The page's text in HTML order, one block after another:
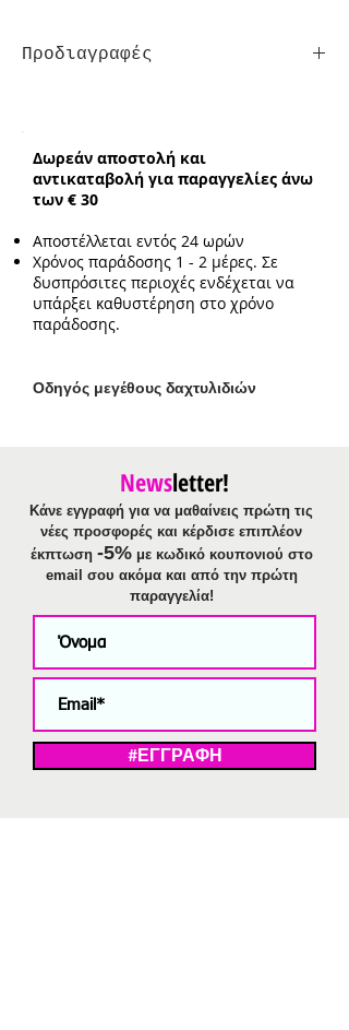
Προδιαγραφές
Ενδεικτικό μέγεθος
στοιχείου:3.5cm
Δωρεάν αποστολή και
αντικαταβολή για παραγγελίες άνω
των € 30
Αποστέλλεται εντός 24 ωρών
Χρόνος παράδοσης 1 - 2 μέρες. Σε
δυσπρόσιτες περιοχές ενδέχεται να
υπάρξει καθυστέρηση στο χρόνο
παράδοσης.
Οδηγός μεγέθους δαχτυλιδιών
Newsletter!
Κάνε εγγραφή για να μαθαίνεις πρώτη τις
νέες προσφορές και κέρδισε επιπλέον
έκπτωση -5%με κωδικό κουπονιού στο
email σου ακόμα και από την πρώτη
παραγγελία!
#ΕΓΓΡΑΦΗ